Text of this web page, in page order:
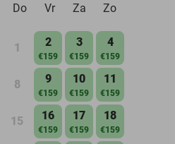
Do Vr Za Zo
1 2
€159
3
€159
4
€159
8 9
€159
10
€159
11
€159
15 16
€159
17
€159
18
€159